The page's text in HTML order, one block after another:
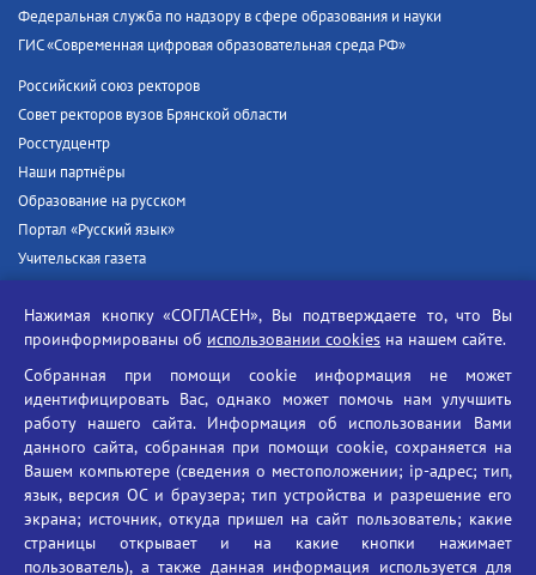
Федеральная служба по надзору в сфере образования и науки
ГИС «Современная цифровая образовательная среда РФ»
Российский союз ректоров
Совет ректоров вузов Брянской области
Росстудцентр
Наши партнёры
Образование на русском
Портал «Русский язык»
Учительская газета
Единый портал государственных услуг
Противодействие угрозам информационной безопасности
Социальные ролики - Генеральная прокуратура РФ
Противодействие коррупции
БГУ против наркотиков
Брянский государственный университет
имени академика И.Г. Петровского
Нажимая кнопку «СОГЛАСЕН», Вы подтверждаете то, что Вы
проинформированы об использовании cookies на нашем сайте.
Собранная при помощи cookie информация не может
идентифицировать Вас, однако может помочь нам улучшить
работу нашего сайта. Информация об использовании Вами
данного сайта, собранная при помощи cookie, сохраняется на
Вашем компьютере (сведения о местоположении; ip-адрес; тип,
язык, версия ОС и браузера; тип устройства и разрешение его
экрана; источник, откуда пришел на сайт пользователь; какие
страницы открывает и на какие кнопки нажимает
пользователь), а также данная информация используется для